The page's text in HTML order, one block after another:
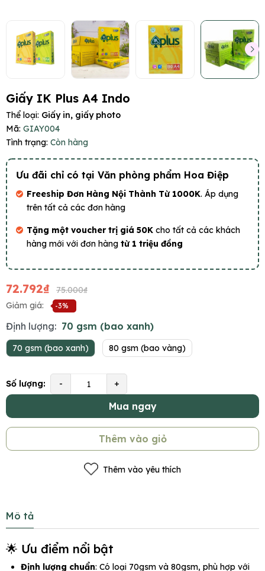
Giấy IK Plus A4 Indo
Thể loại: Giấy in, giấy photo
Mã: GIAY004
Tình trạng: Còn hàng
Ưu đãi chỉ có tại Văn phòng phẩm Hoa Điệp
Freeship Đơn Hàng Nội Thành Từ 1000K. Áp dụng
trên tất cả các đơn hàng
Tặng một voucher trị giá 50K cho tất cả các khách
hàng mới với đơn hàng từ 1 triệu đồng
72.792₫
75.000₫
Giảm giá:
-3%
Định lượng: 70 gsm (bao xanh)
70 gsm (bao xanh) 80 gsm (bao vàng)
Số lượng: - +
Mua ngay
Thêm vào giỏ
Thêm vào yêu thích
Mô tả
🌟 Ưu điểm nổi bật
Định lượng chuẩn: Có loại 70gsm và 80gsm, phù hợp với